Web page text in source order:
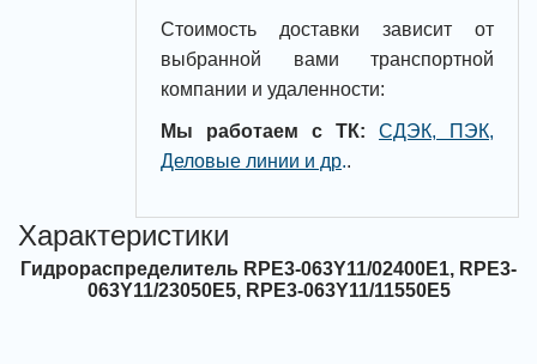
Стоимость доставки зависит от
выбранной вами транспортной
компании и удаленности:
Мы работаем с ТК:
СДЭК, ПЭК,
Деловые линии и др..
Характеристики
Гидрораспределитель RPE3-063Y11/02400E1, RPE3-
063Y11/23050E5, RPE3-063Y11/11550E5